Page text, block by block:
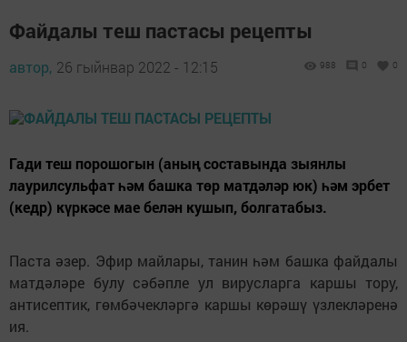
Файдалы теш пастасы рецепты
автор, 26 гыйнвар 2022 - 12:15 988 0 0
Гади теш порошогын (аның составында зыянлы
лаурилсульфат һәм башка төр матдәләр юк) һәм эрбет
(кедр) күркәсе мае белән кушып, болгатабыз.
Паста әзер. Эфир майлары, танин һәм башка файдалы
матдәләре булу сәбәпле ул вирусларга каршы тору,
антисептик, гөмбәчекләргә каршы көрәшү үзлекләренә
ия.